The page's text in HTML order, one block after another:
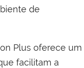
de
Plus oferece um
facilitam a